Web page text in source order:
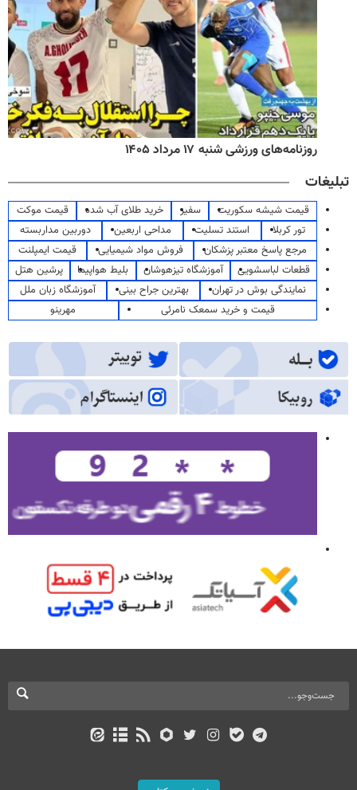
روزنامه‌های ورزشی شنبه ۱۷ مرداد ۱۴۰۵
تبلیغات
قیمت شیشه سکوریت سفیر خرید طلای آب شده
قیمت موکت
تور کربلا
استند تسلیت مداحی اربعین
دوربین مداربسته
مرجع پاسخ معتبر پزشکان
فروش مواد شیمیایی
قیمت ایمپلنت
قطعات لباسشویی
آموزشگاه تیزهوشان بلیط هواپیما
پرشین هتل
نمایندگی بوش در تهران
بهترین جراح بینی
آموزشگاه زبان ملل
قیمت و خرید سمعک نامرئی
مهرینو